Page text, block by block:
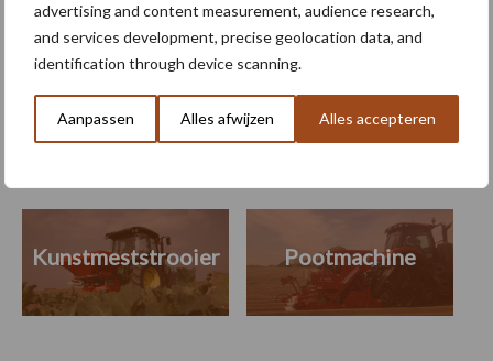
advertising and content measurement, audience research,
and services development, precise geolocation data, and
identification through device scanning.
Aanpassen Alles afwijzen Alles accepteren
Themapagina's
Machines Duurzaamheid
Kunstmeststrooier Pootmachine